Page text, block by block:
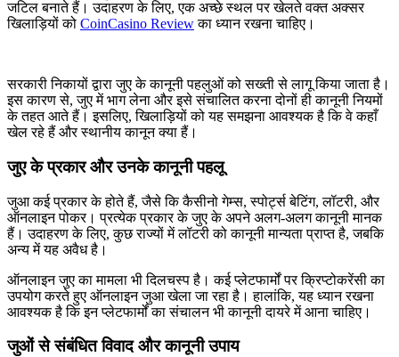
जटिल बनाते हैं। उदाहरण के लिए, एक अच्छे स्थल पर खेलते वक्त अक्सर
खिलाड़ियों को CoinCasino Reviewका ध्यान रखना चाहिए।
सरकारी निकायों द्वारा जुए के कानूनी पहलुओं को सख्ती से लागू किया जाता है।
इस कारण से, जुए में भाग लेना और इसे संचालित करना दोनों ही कानूनी नियमों
के तहत आते हैं। इसलिए, खिलाड़ियों को यह समझना आवश्यक है कि वे कहाँ
खेल रहे हैं और स्थानीय कानून क्या हैं।
जुए के प्रकार और उनके कानूनी पहलू
जुआ कई प्रकार के होते हैं, जैसे कि कैसीनो गेम्स, स्पोर्ट्स बेटिंग, लॉटरी, और
ऑनलाइन पोकर। प्रत्येक प्रकार के जुए के अपने अलग-अलग कानूनी मानक
हैं। उदाहरण के लिए, कुछ राज्यों में लॉटरी को कानूनी मान्यता प्राप्त है, जबकि
अन्य में यह अवैध है।
ऑनलाइन जुए का मामला भी दिलचस्प है। कई प्लेटफार्मों पर क्रिप्टोकरेंसी का
उपयोग करते हुए ऑनलाइन जुआ खेला जा रहा है। हालांकि, यह ध्यान रखना
आवश्यक है कि इन प्लेटफार्मों का संचालन भी कानूनी दायरे में आना चाहिए।
जुओं से संबंधित विवाद और कानूनी उपाय